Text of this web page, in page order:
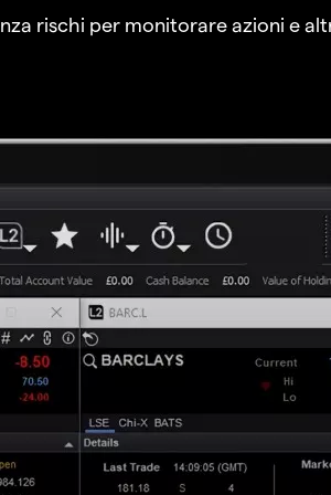
rischi per monitorare azioni e